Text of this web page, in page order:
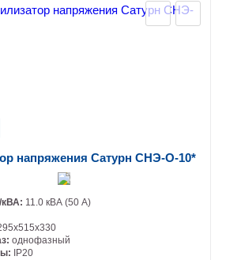
напряжения Сатурн СНЭ-О-10*
кВА: 11.0 кВА (50 А)
однофазный
IP20